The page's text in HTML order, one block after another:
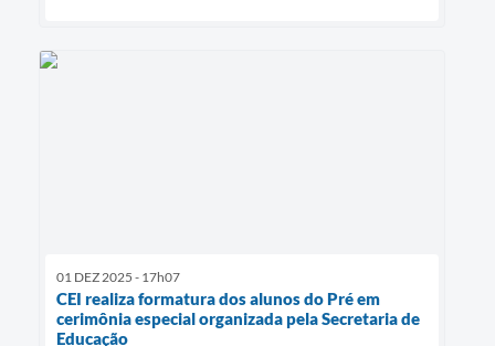
01 DEZ 2025 - 17h07
CEI realiza formatura dos alunos do Pré em
cerimônia especial organizada pela Secretaria de
Educação